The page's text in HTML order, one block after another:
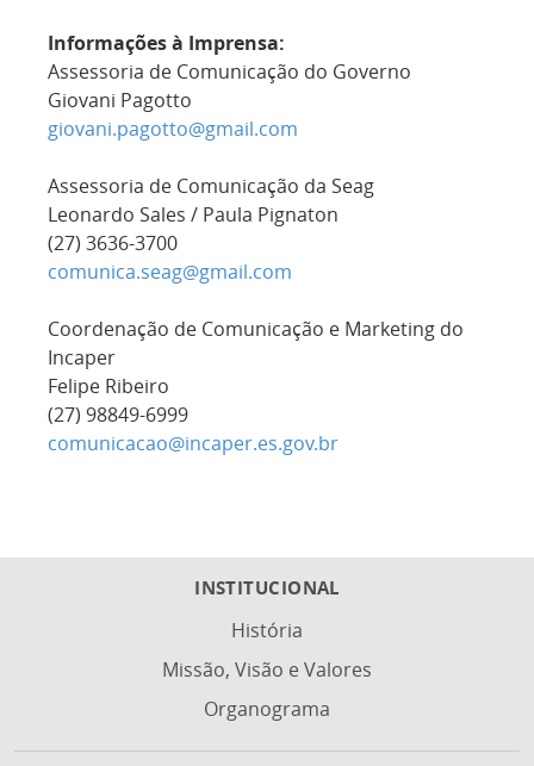
Informações à Imprensa:
Assessoria de Comunicação do Governo
Giovani Pagotto
giovani.pagotto@gmail.com
Assessoria de Comunicação da Seag
Leonardo Sales / Paula Pignaton
(27) 3636-3700
comunica.seag@gmail.com
Coordenação de Comunicação e Marketing do
Incaper
Felipe Ribeiro
(27) 98849-6999
comunicacao@incaper.es.gov.br
INSTITUCIONAL
História
Missão, Visão e Valores
Organograma